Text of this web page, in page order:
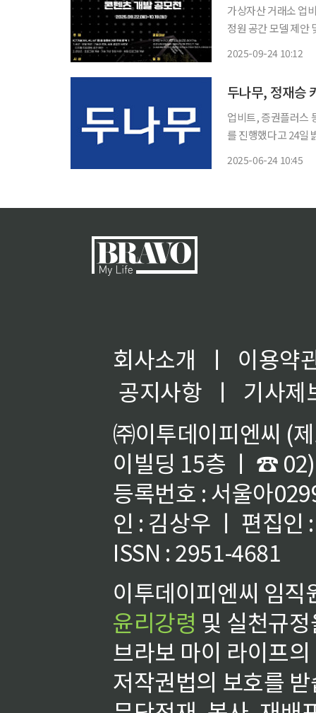
가상자산 거래소 업
정원 공간 모델 제안
2025-09-24 10:12
두나무, 정재승
업비트, 증권플러스
를 진행했다고 24일 밝혔다. ‘정원의 말들-뇌과학으로 보는 자연의
2025-06-24 10:45
회사소개 ㅣ
이용약
공지사항
ㅣ
기사제
㈜이투데이피엔씨 (
이빌딩 15층 ㅣ ☎
등록번호 : 서울아
인 : 김상우 ㅣ 편집인
ISSN : 2951-4681
이투데이피엔씨 임
윤리강령 및 실천규
브라보 마이 라이프
저작권법의 보호를